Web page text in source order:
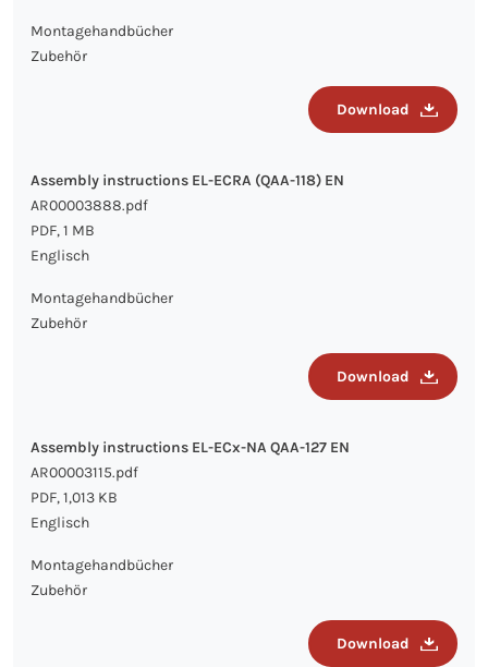
Montagehandbücher
Zubehör
Download
Assembly instructions EL-ECRA (QAA-118) EN
AR00003888.pdf
PDF, 1 MB
Englisch
Montagehandbücher
Zubehör
Download
Assembly instructions EL-ECx-NA QAA-127 EN
AR00003115.pdf
PDF, 1,013 KB
Englisch
Montagehandbücher
Zubehör
Download